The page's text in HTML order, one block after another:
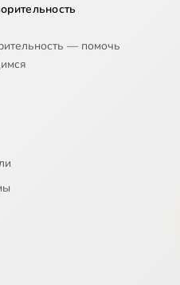
— помочь